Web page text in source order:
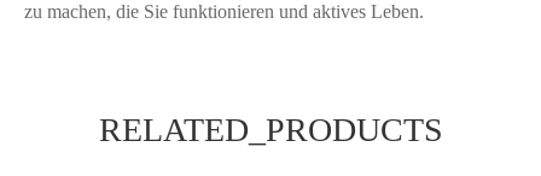
zu machen, die Sie funktionieren und aktives Leben.
RELATED_PRODUCTS